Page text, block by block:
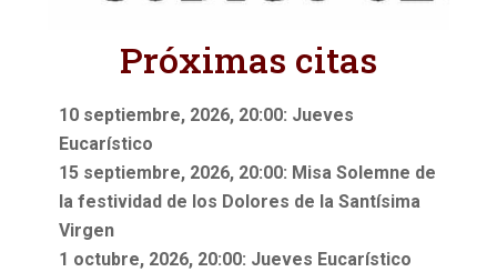
Próximas citas
10 septiembre, 2026, 20:00: Jueves
Eucarístico
15 septiembre, 2026, 20:00: Misa Solemne de
la festividad de los Dolores de la Santísima
Virgen
1 octubre, 2026, 20:00: Jueves Eucarístico